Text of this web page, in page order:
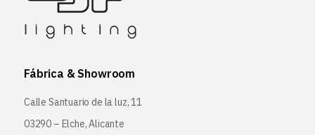
Fábrica & Showroom
Calle Santuario de la luz, 11
03290 – Elche, Alicante